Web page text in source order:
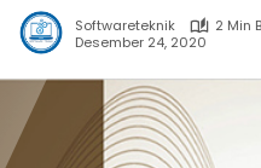
Softwareteknik
2 Min
Desember 24, 2020